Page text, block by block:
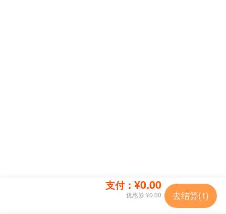
支付： ¥0.00
优惠券:¥0.00 去结算(1)